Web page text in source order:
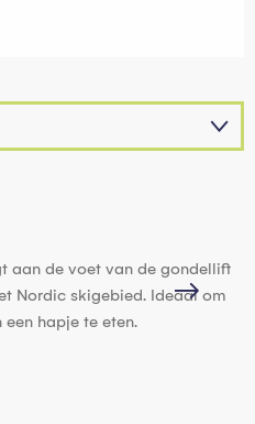
aan de voet van de gondellift
Nordic skigebied. Ideaal om
hapje te eten.